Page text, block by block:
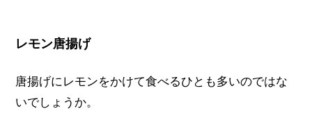
レモン唐揚げ
唐揚げにレモンをかけて食べるひとも多いのではな
いでしょうか。